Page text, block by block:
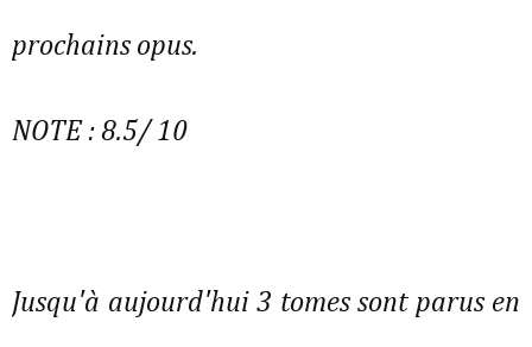
prochains opus.
NOTE : 8.5/ 10
Jusqu'à aujourd'hui 3 tomes sont parus en